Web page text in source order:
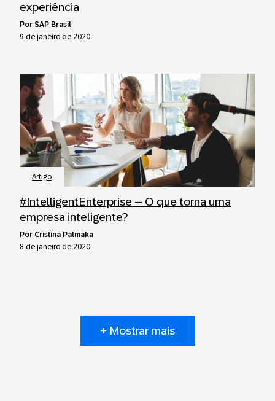
experiência
por SAP Brasil
9 de janeiro de 2020
Artigo
#IntelligentEnterprise – O que torna uma
empresa inteligente?
por Cristina Palmaka
8 de janeiro de 2020
+ Mostrar mais